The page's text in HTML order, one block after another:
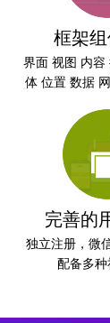
框架
界面 视图 内
体 位置 数据
完善的
独立注册，微
配备多